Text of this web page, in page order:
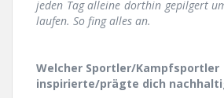
jeden Tag alleine dorthin gepilgert
laufen. So fing alles an.
Welcher Sportler/Kampfsportler
inspirierte/prägte dich